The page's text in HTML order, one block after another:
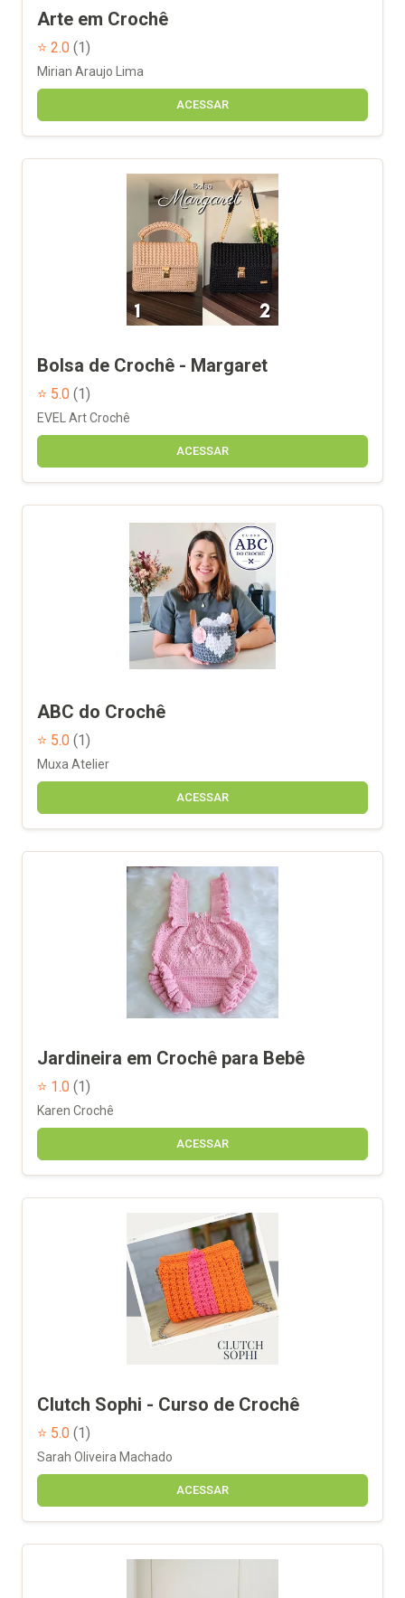
Arte em Crochê
⭐ 2.0 (1)
Mirian Araujo Lima
ACESSAR
Bolsa de Crochê - Margaret
⭐ 5.0 (1)
EVEL Art Crochê
ACESSAR
ABC do Crochê
⭐ 5.0 (1)
Muxa Atelier
ACESSAR
Jardineira em Crochê para Bebê
⭐ 1.0 (1)
Karen Crochê
ACESSAR
Clutch Sophi - Curso de Crochê
⭐ 5.0 (1)
Sarah Oliveira Machado
ACESSAR